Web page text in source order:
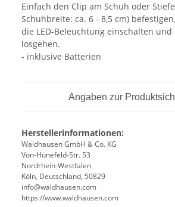
Einfach den Clip am Schuh oder
Schuhbreite: ca. 6 - 8,5 cm)
die LED-Beleuchtung einschalten und
losgehen.
- inklusive Batterien
Angaben zur
Herstellerinformationen:
Waldhausen GmbH & Co. KG
Von-Hünefeld-Str. 53
Nordrhein-Westfalen
Köln, Deutschland, 50829
info@waldhausen.com
https://www.waldhausen.com